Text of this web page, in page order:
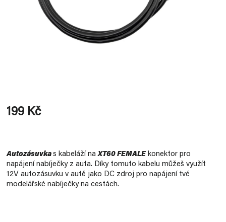
199 Kč
Autozásuvka s kabeláží naXT60 FEMALE konektor pro
napájení nabíječky z auta. Díky tomuto kabelu můžeš využít
12V autozásuvku v autě jako DC zdroj pro napájení tvé
modelářské nabíječky na cestách.